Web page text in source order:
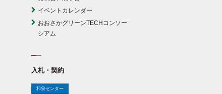
イベントカレンダー
おおさかグリーンTECHコンソー
シアム
入札・契約
和泉センター